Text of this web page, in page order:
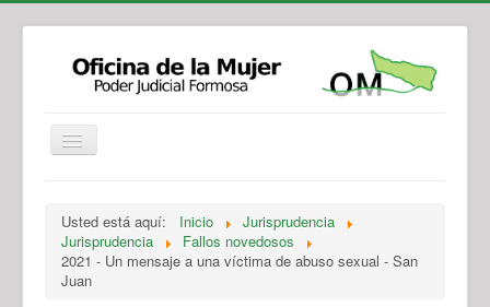
Legislación
Novedades
Recursos y Servicios de Atención
Contacto
Usted está aquí: Inicio
Jurisprudencia
Jurisprudencia
Fallos novedosos
2021 - Un mensaje a una víctima de abuso sexual - San
Juan